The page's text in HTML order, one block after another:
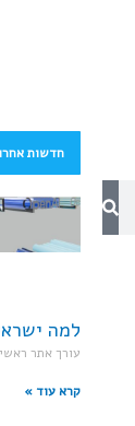
חדשות
למה
עורך אתר ראשי
קרא עוד »